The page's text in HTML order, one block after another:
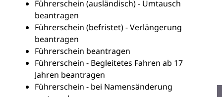
Führerschein (ausländisch) - Umtausch
beantragen
Führerschein (befristet) - Verlängerung
beantragen
Führerschein beantragen
Führerschein - Begleitetes Fahren ab 17
Jahren beantragen
Führerschein - bei Namensänderung